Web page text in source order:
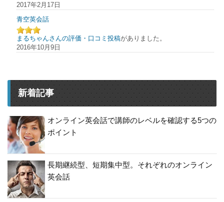
2017年2月17日
青空英会話
まるちゃんさんの評価・口コミ投稿がありました。
2016年10月9日
新着記事
オンライン英会話で講師のレベルを確認する5つの
ポイント
長期継続型、短期集中型。それぞれのオンライン
英会話